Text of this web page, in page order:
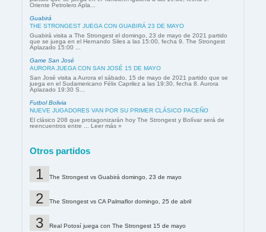
Oriente Petrolero Apla...
Guabirá
THE STRONGEST JUEGA CON GUABIRÁ 23 DE MAYO
Guabirá visita a The Strongest el domingo, 23 de mayo de 2021 partido
que se juega en el Hernando Siles a las 15:00, fecha 9. The Strongest
Aplazado 15:00 ...
Game San José
AURORA JUEGA CON SAN JOSÉ 15 DE MAYO
San José visita a Aurora el sábado, 15 de mayo de 2021 partido que se
juega en el Sudamericano Félix Caprilez a las 19:30, fecha 8. Aurora
Aplazado 19:30 S...
Futbol Bolivia
NUEVE JUGADORES VAN POR SU PRIMER CLÁSICO PACEÑO
El clásico 208 que protagonizarán hoy The Strongest y Bolívar será de
reencuentros entre ... Leer más »
Otros partidos
The Strongest vs Guabirá domingo, 23 de mayo
The Strongest vs CA Palmaflor domingo, 25 de abril
Real Potosí juega con The Strongest 15 de mayo